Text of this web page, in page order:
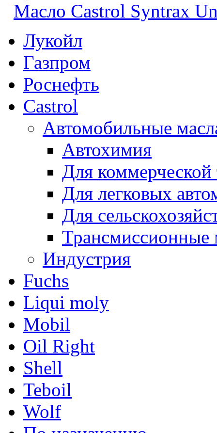
Масло Castrol Syntrax
Лукойл
Газпром
Роснефть
Castrol
Автомобильные
Автохимия
Для коммерческой
Для легковых
Для
Трансмиссионные
Индустрия
Fuchs
Liqui moly
Mobil
Oil Right
Shell
Teboil
Wolf